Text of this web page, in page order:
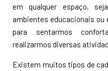
em qualquer espaço,
ambientes educacionais ou
para sentarmos
realizarmos diversas
Existem muitos tipos de